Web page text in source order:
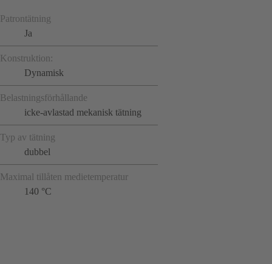
Patrontätning
Ja
Konstruktion:
Dynamisk
Belastningsförhållande
icke-avlastad mekanisk tätning
Typ av tätning
dubbel
Maximal tillåten medietemperatur
140 °C